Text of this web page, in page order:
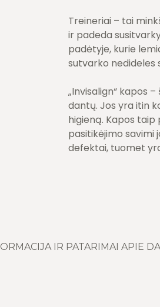
Treineriai – tai
ir padeda
padėtyje, kurie
sutvarko nedideles
„Invisalign“ kapos
dantų. Jos yra itin
higieną. Kapos
pasitikėjimo savimi
defektai, tuomet
IR PATARIMAI APIE